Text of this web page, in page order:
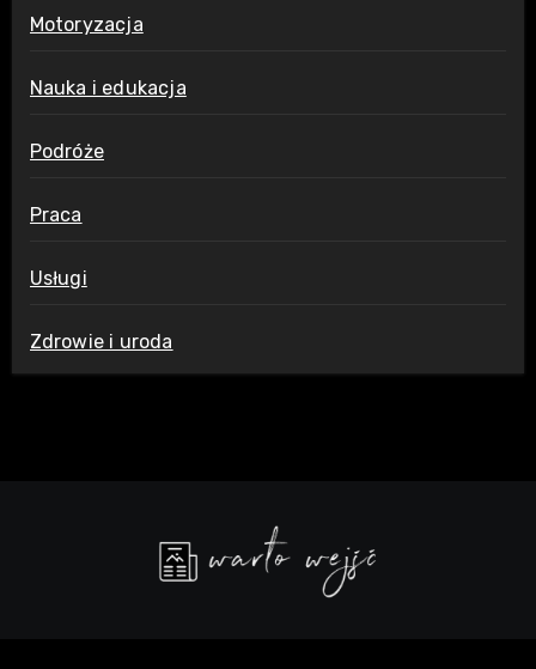
Motoryzacja
Nauka i edukacja
Podróże
Praca
Usługi
Zdrowie i uroda